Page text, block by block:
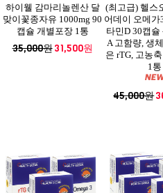
하이웰 감마리놀렌산 달
맞이꽃종자유 1000mg 90
캡슐 개별포장 1통
35,000원31,500원
(최고급) 헬스
어데이 오메가
타민D 30캡슐
A 고함량, 생
은 rTG, 고농
1통
45,000원